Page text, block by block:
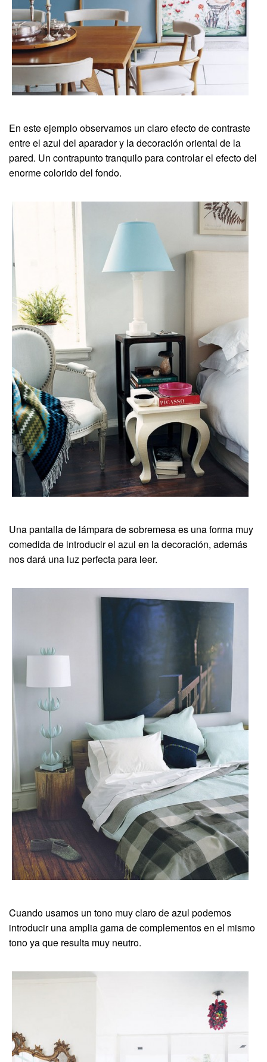
En este ejemplo observamos un claro efecto de contraste
entre el azul del aparador y la decoración oriental de la
pared. Un contrapunto tranquilo para controlar el efecto del
enorme colorido del fondo.
Una pantalla de lámpara de sobremesa es una forma muy
comedida de introducir el azul en la decoración, además
nos dará una luz perfecta para leer.
Cuando usamos un tono muy claro de azul podemos
introducir una amplia gama de complementos en el mismo
tono ya que resulta muy neutro.